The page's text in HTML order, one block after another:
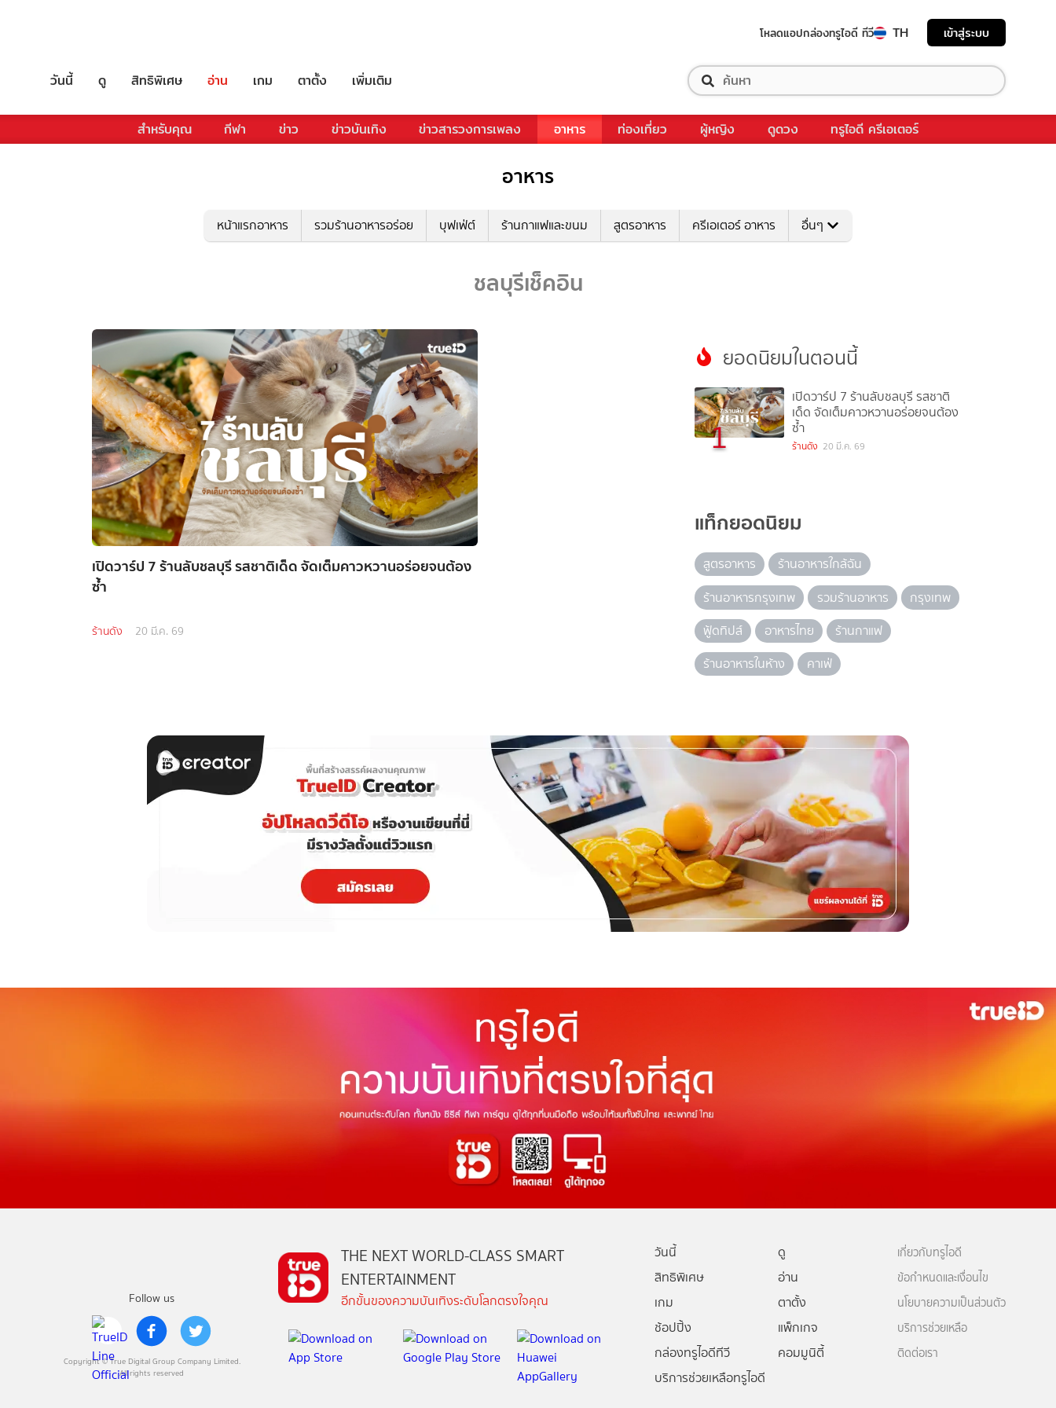
โหลดแอปกล่องทรูไอดี ทีวี TH เข้าสู่ระบบ
วันนี้ ดู สิทธิพิเศษ อ่าน เกม ตาตั้ง เพิ่มเติม
สำหรับคุณ กีฬา ข่าว ข่าวบันเทิง ข่าวสารวงการเพลง อาหาร ท่องเที่ยว ผู้หญิง ดูดวง ทรูไอดี ครีเอเตอร์
อาหาร
หน้าแรกอาหาร รวมร้านอาหารอร่อย บุฟเฟ่ต์ ร้านกาแฟและขนม สูตรอาหาร ครีเอเตอร์ อาหาร อื่นๆ
ชลบุรีเช็คอิน
เปิดวาร์ป 7 ร้านลับชลบุรี รสชาติเด็ด จัดเต็มคาวหวานอร่อยจนต้อง
ซ้ำ
ร้านดัง 20 มี.ค. 69
ยอดนิยมในตอนนี้
1
เปิดวาร์ป 7 ร้านลับชลบุรี รสชาติ
เด็ด จัดเต็มคาวหวานอร่อยจนต้อง
ซ้ำ
ร้านดัง 20 มี.ค. 69
แท็กยอดนิยม
สูตรอาหาร
ร้านอาหารใกล้ฉัน
ร้านอาหารกรุงเทพ
รวมร้านอาหาร
กรุงเทพ
ฟู้ดทิปส์
อาหารไทย
ร้านกาแฟ
ร้านอาหารในห้าง
คาเฟ่
Follow us
Copyright © True Digital Group Company Limited.
All rights reserved
THE NEXT WORLD-CLASS SMART
ENTERTAINMENT
อีกขั้นของความบันเทิงระดับโลกตรงใจคุณ
วันนี้
ดู
สิทธิพิเศษ
อ่าน
เกม
ตาตั้ง
ช้อปปิ้ง
แพ็กเกจ
กล่องทรูไอดีทีวี
คอมมูนิตี้
บริการช่วยเหลือทรูไอดี
เกี่ยวกับทรูไอดี
ข้อกำหนดและเงื่อนไข
นโยบายความเป็นส่วนตัว
บริการช่วยเหลือ
ติดต่อเรา